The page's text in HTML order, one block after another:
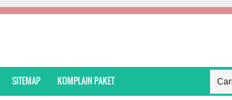
SITEMAP KOMPLAIN PAKET